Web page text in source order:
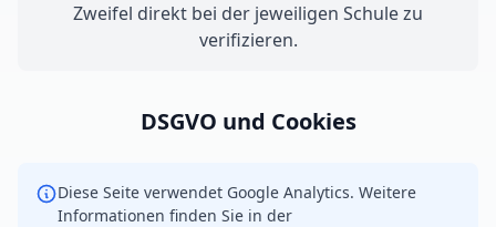
Zweifel direkt bei der jeweiligen Schule zu
verifizieren.
DSGVO und Cookies
Diese Seite verwendet Google Analytics. Weitere
Informationen finden Sie in der